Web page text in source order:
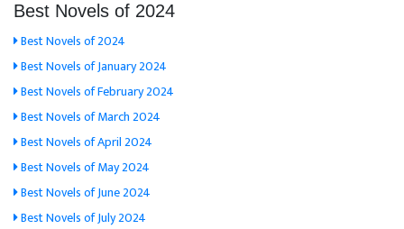
Best Novels of 2024
Best Novels of 2024
Best Novels of January 2024
Best Novels of February 2024
Best Novels of March 2024
Best Novels of April 2024
Best Novels of May 2024
Best Novels of June 2024
Best Novels of July 2024